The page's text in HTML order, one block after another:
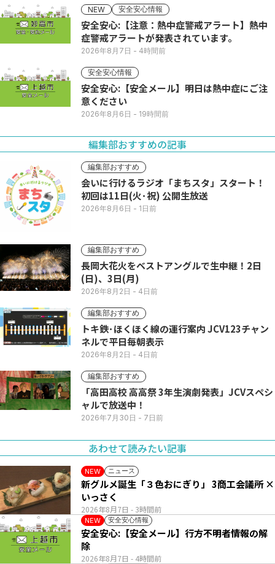
NEW 安全安心情報
安全安心:【注意：熱中症警戒アラート】熱中
症警戒アラートが発表されています。
2026年8月7日 - 4時間前
安全安心情報
安全安心:【安全メール】明日は熱中症にご注
意ください
2026年8月6日 - 19時間前
編集部おすすめの記事
編集部おすすめ
会いに行けるラジオ「まちスタ」スタート！
初回は11日(火･祝) 公開生放送
2026年8月6日 - 1日前
編集部おすすめ
長岡大花火をベストアングルで生中継！2日
(日)、3日(月)
2026年8月2日 - 4日前
編集部おすすめ
トキ鉄･ほくほく線の運行案内 JCV123チャン
ネルで平日毎朝表示
2026年8月2日 - 4日前
編集部おすすめ
「高田高校 高高祭 3年生演劇発表」JCVスペシ
ャルで放送中！
2026年7月30日 - 7日前
あわせて読みたい記事
NEW ニュース
2026年8月7日 - 3時間前
新グルメ誕生「３色おにぎり」 3商工会議所 ×
いっさく
NEW 安全安心情報
2026年8月7日 - 4時間前
安全安心:【安全メール】行方不明者情報の解
除